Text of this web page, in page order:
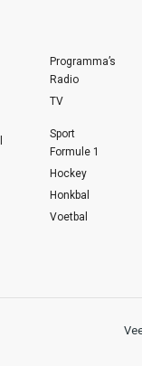
Programma’s
Radio
TV
Sport
Formule 1
Hockey
Honkbal
Voetbal